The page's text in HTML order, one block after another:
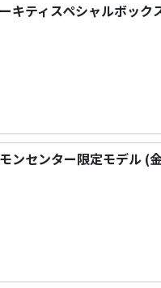
キティスペシャルボッ
ンセンター限定モデル (